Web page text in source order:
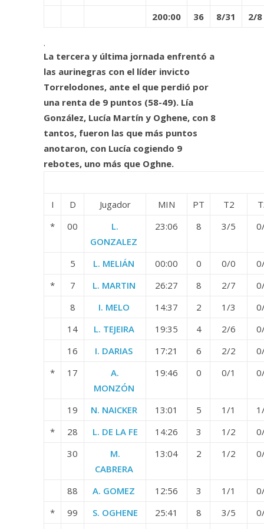
200:00
36 8/31 2/8
.
La tercera y última jornada enfrentó a
las aurinegras con el líder invicto
Torrelodones, ante el que perdió por
una renta de 9 puntos (58-49). Lía
González, Lucía Martín y Oghene, con 8
tantos, fueron las que más puntos
anotaron, con Lucía cogiendo 9
rebotes, uno más que Oghne.
I D Jugador MIN PT T2
*
00
L.
GONZALEZ
23:06 8 3/5
5 L. MELIÁN 00:00 0 0/0
*
7 L. MARTIN 26:27 8 2/7
8
I. MELO 14:37 2 1/3
14
L. TEJEIRA 19:35 4 2/6
16
I. DARIAS 17:21 6 2/2
*
17
A.
MONZÓN
19:46 0 0/1
19 N. NAICKER 13:01 5 1/1
*
28 L. DE LA FE 14:26 3 1/2
30
M.
CABRERA
13:04 2 1/2
88 A. GOMEZ 12:56 3 1/1
*
99 S. OGHENE 25:41 8 3/5